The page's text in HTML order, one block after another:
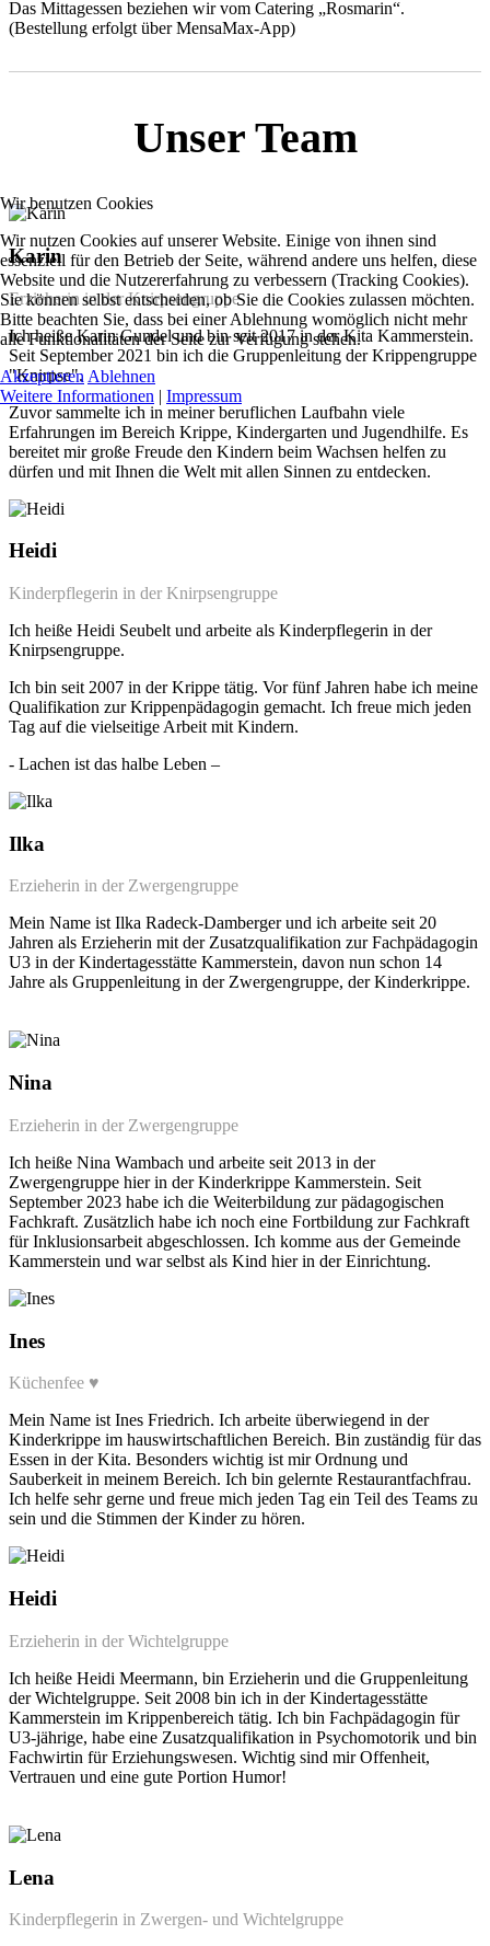
Das Mittagessen beziehen wir vom Catering „Rosmarin“.
(Bestellung erfolgt über MensaMax-App)
Unser Team
Karin
Erzieherin in der Knirpsengruppe
Ich heiße Karin Gundel und bin seit 2017 in der Kita Kammerstein.
Seit September 2021 bin ich die Gruppenleitung der Krippengruppe
"Knirpse".
Zuvor sammelte ich in meiner beruflichen Laufbahn viele
Erfahrungen im Bereich Krippe, Kindergarten und Jugendhilfe. Es
bereitet mir große Freude den Kindern beim Wachsen helfen zu
dürfen und mit Ihnen die Welt mit allen Sinnen zu entdecken.
Heidi
Kinderpflegerin in der Knirpsengruppe
Ich heiße Heidi Seubelt und arbeite als Kinderpflegerin in der
Knirpsengruppe.
Ich bin seit 2007 in der Krippe tätig. Vor fünf Jahren habe ich meine
Qualifikation zur Krippenpädagogin gemacht. Ich freue mich jeden
Tag auf die vielseitige Arbeit mit Kindern.
- Lachen ist das halbe Leben –
Ilka
Erzieherin in der Zwergengruppe
Mein Name ist Ilka Radeck-Damberger und ich arbeite seit 20
Jahren als Erzieherin mit der Zusatzqualifikation zur Fachpädagogin
U3 in der Kindertagesstätte Kammerstein, davon nun schon 14
Jahre als Gruppenleitung in der Zwergengruppe, der Kinderkrippe.
Nina
Erzieherin in der Zwergengruppe
Ich heiße Nina Wambach und arbeite seit 2013 in der
Zwergengruppe hier in der Kinderkrippe Kammerstein. Seit
September 2023 habe ich die Weiterbildung zur pädagogischen
Fachkraft. Zusätzlich habe ich noch eine Fortbildung zur Fachkraft
für Inklusionsarbeit abgeschlossen. Ich komme aus der Gemeinde
Kammerstein und war selbst als Kind hier in der Einrichtung.
Ines
Küchenfee ♥
Mein Name ist Ines Friedrich. Ich arbeite überwiegend in der
Kinderkrippe im hauswirtschaftlichen Bereich. Bin zuständig für das
Essen in der Kita. Besonders wichtig ist mir Ordnung und
Sauberkeit in meinem Bereich. Ich bin gelernte Restaurantfachfrau.
Ich helfe sehr gerne und freue mich jeden Tag ein Teil des Teams zu
sein und die Stimmen der Kinder zu hören.
Heidi
Erzieherin in der Wichtelgruppe
Ich heiße Heidi Meermann, bin Erzieherin und die Gruppenleitung
der Wichtelgruppe. Seit 2008 bin ich in der Kindertagesstätte
Kammerstein im Krippenbereich tätig. Ich bin Fachpädagogin für
U3-jährige, habe eine Zusatzqualifikation in Psychomotorik und bin
Fachwirtin für Erziehungswesen. Wichtig sind mir Offenheit,
Vertrauen und eine gute Portion Humor!
Lena
Kinderpflegerin in Zwergen- und Wichtelgruppe
Wir benutzen Cookies
Wir nutzen Cookies auf unserer Website. Einige von ihnen sind
essenziell für den Betrieb der Seite, während andere uns helfen, diese
Website und die Nutzererfahrung zu verbessern (Tracking Cookies).
Sie können selbst entscheiden, ob Sie die Cookies zulassen möchten.
Bitte beachten Sie, dass bei einer Ablehnung womöglich nicht mehr
alle Funktionalitäten der Seite zur Verfügung stehen.
Akzeptieren Ablehnen
Weitere Informationen | Impressum